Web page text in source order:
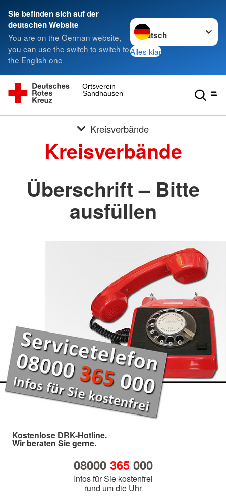
Sie befinden sich auf der
deutschen Website
You are on the German website,
you can use the switch to switch to
the English one
Sprache wechseln zu
Alles klar
Sandhausen
Ortsverein
Kreisverbände
Kreisverbände
Überschrift – Bitte
ausfüllen
Kostenlose DRK-Hotline.
Wir beraten Sie gerne.
08000 365000
Infos für Sie kostenfrei
rund um die Uhr